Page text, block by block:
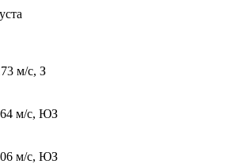
3 м/c, З
4 м/c, ЮЗ
6 м/c, ЮЗ